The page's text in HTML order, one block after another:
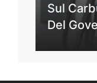
Sul
Del